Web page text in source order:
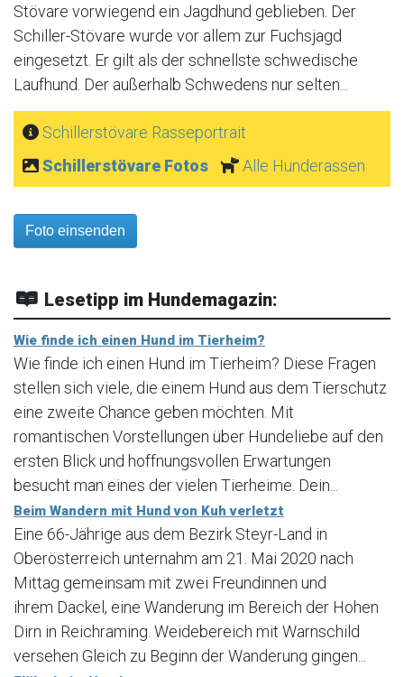
Stövare vorwiegend ein Jagdhund geblieben. Der
Schiller-Stövare wurde vor allem zur Fuchsjagd
eingesetzt. Er gilt als der schnellste schwedische
Laufhund. Der außerhalb Schwedens nur selten...
Schillerstövare Rasseportrait
Schillerstövare Fotos
Alle Hunderassen
Foto einsenden
Lesetipp im Hundemagazin:
Wie finde ich einen Hund im Tierheim?
Wie finde ich einen Hund im Tierheim? Diese Fragen
stellen sich viele, die einem Hund aus dem Tierschutz
eine zweite Chance geben möchten. Mit
romantischen Vorstellungen über Hundeliebe auf den
ersten Blick und hoffnungsvollen Erwartungen
besucht man eines der vielen Tierheime. Dein...
Beim Wandern mit Hund von Kuh verletzt
Eine 66-Jährige aus dem Bezirk Steyr-Land in
Oberösterreich unternahm am 21. Mai 2020 nach
Mittag gemeinsam mit zwei Freundinnen und
ihrem Dackel, eine Wanderung im Bereich der Hohen
Dirn in Reichraming. Weidebereich mit Warnschild
versehen Gleich zu Beginn der Wanderung gingen...